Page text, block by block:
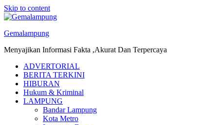
Skip to content
Gemalampung
Menyajikan Informasi Fakta ,Akurat Dan Terpercaya
ADVERTORIAL
BERITA TERKINI
HIBURAN
Hukum & Kriminal
LAMPUNG
Bandar Lampung
Kota Metro